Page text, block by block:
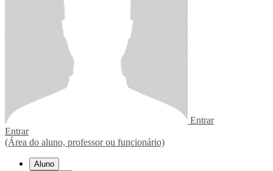
Entrar
Entrar
(Área do aluno, professor ou funcionário)
Aluno